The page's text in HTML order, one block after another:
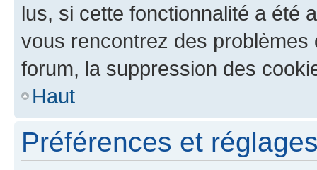
lus, si cette fonctionnalité a été
vous rencontrez des
forum, la suppression des
Haut
Préférences et